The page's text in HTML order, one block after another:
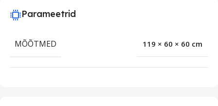
Parameetrid
MÕÕTMED 119 × 60 × 60 cm